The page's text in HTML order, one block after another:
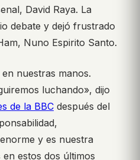
David Raya. La
debate y dejó frustrado
Nuno Espirito Santo.
nuestras manos.
luchando», dijo
de la BBC después del
y es nuestra
estos dos últimos